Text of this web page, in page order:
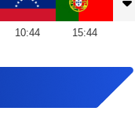
10:44 15:44